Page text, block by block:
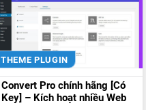
THEME PLUGIN
Convert Pro chính hãng [Có
Key] – Kích hoạt nhiều Web